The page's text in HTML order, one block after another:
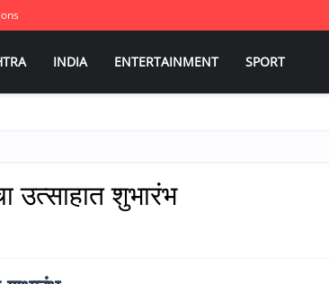
INDIA ENTERTAINMENT SPORT
उत्साहात शुभारंभ